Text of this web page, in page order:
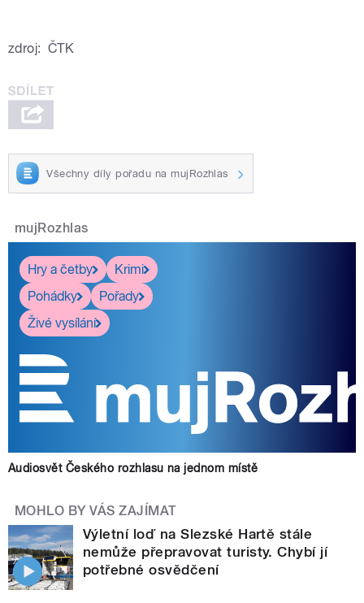
zdroj: ČTK
Všechny díly pořadu na mujRozhlas
mujRozhlas
Hry a četby
Krimi
Pohádky
Pořady
Živé vysílání
Audiosvět Českého rozhlasu na jednom místě
MOHLO BY VÁS ZAJÍMAT
Výletní loď na Slezské Hartě stále
nemůže přepravovat turisty. Chybí jí
potřebné osvědčení